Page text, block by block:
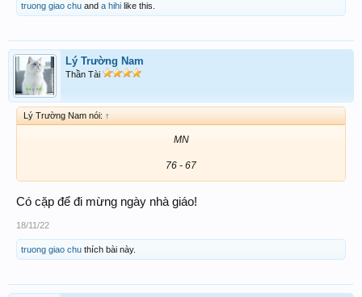
truong giao chu and a hihi like this.
Lý Trường Nam
Thần Tài
Lý Trường Nam nói: ↑
MN
76 - 67​
Có cặp để đi mừng ngày nhà giáo!
18/11/22
truong giao chu thích bài này.